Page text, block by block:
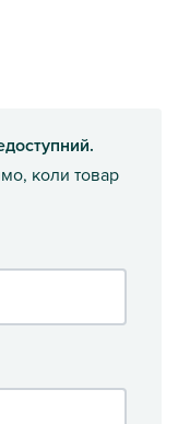
коли товар